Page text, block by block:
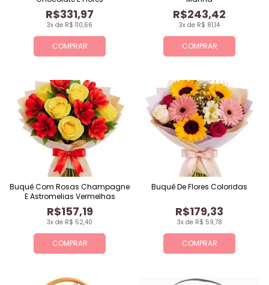
COMPRAR
3x de R$ 110,66
R$331,97
COMPRAR
3x de R$ 81,14
R$243,42
COMPRAR
3x de R$ 52,40
R$157,19
Buquê Com Rosas Champagne
E Astromelias Vermelhas
COMPRAR
3x de R$ 59,78
R$179,33
Buquê De Flores Coloridas